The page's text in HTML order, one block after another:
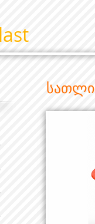
სათლი